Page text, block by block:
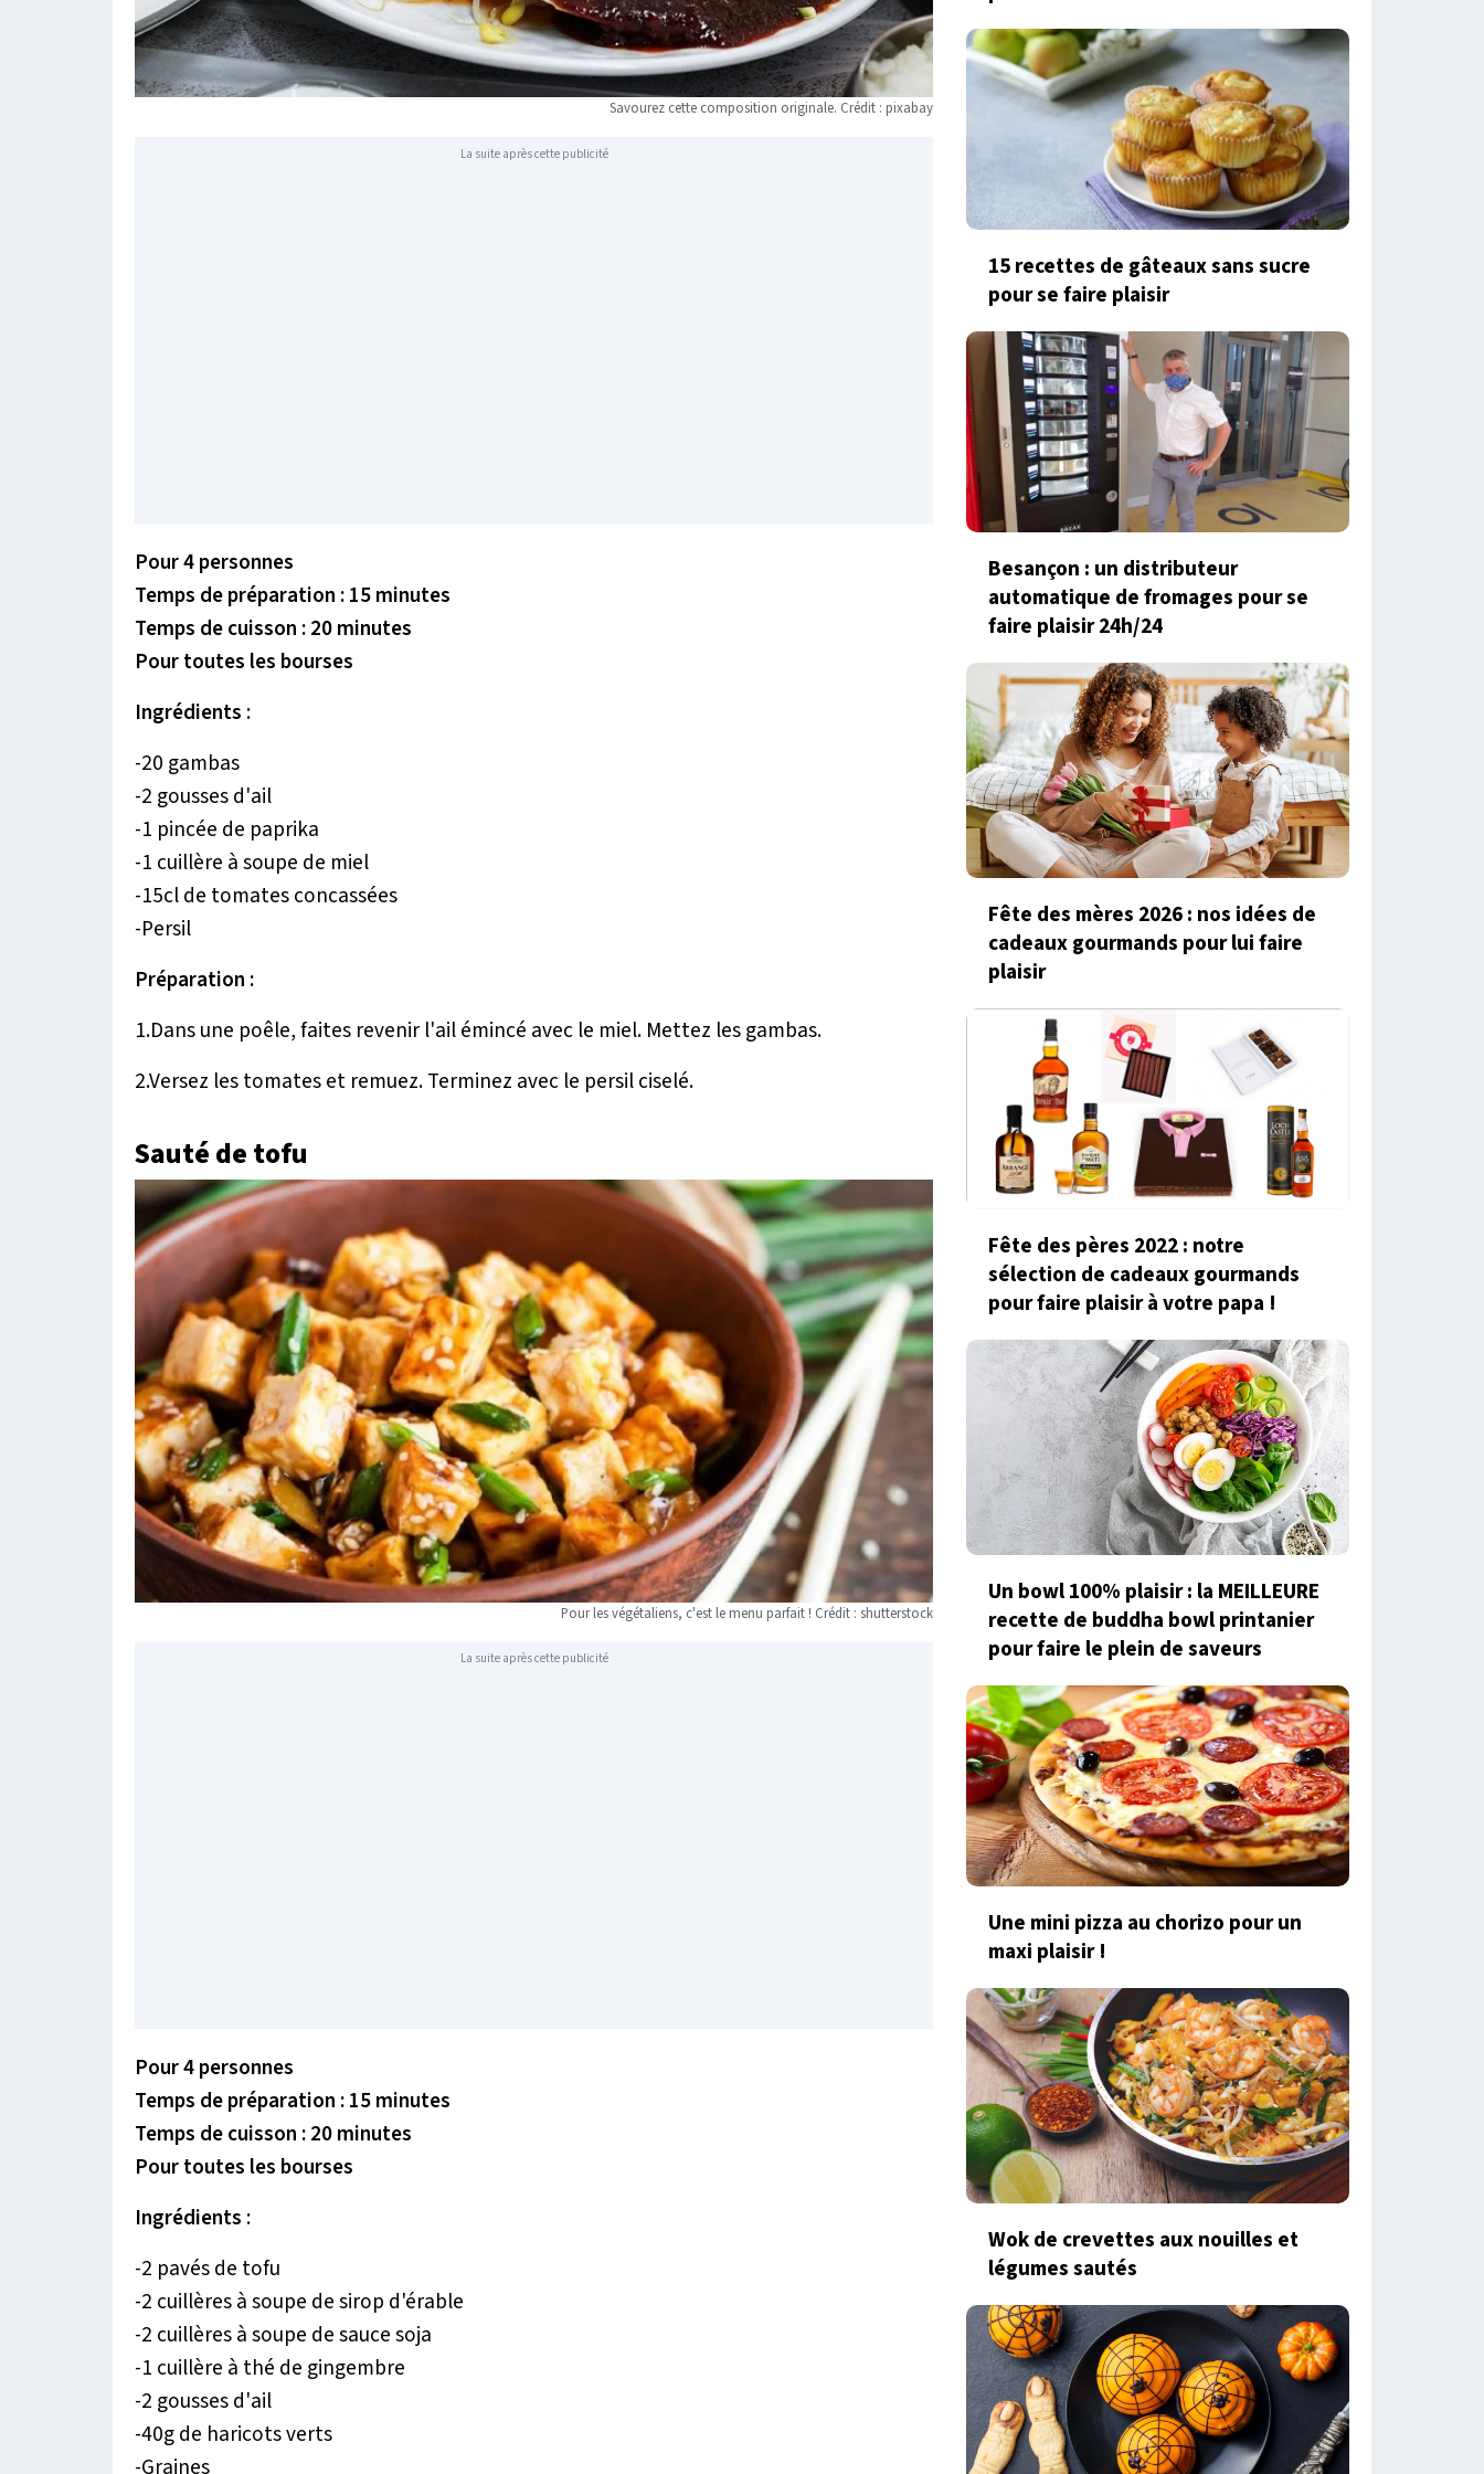
Savourez cette composition originale. Crédit : pixabay
La suite après cette publicité
Pour 4 personnes
Temps de préparation : 15 minutes
Temps de cuisson : 20 minutes
Pour toutes les bourses
Ingrédients :
-20 gambas
-2 gousses d'ail
-1 pincée de paprika
-1 cuillère à soupe de miel
-15cl de tomates concassées
-Persil
Préparation :
1.Dans une poêle, faites revenir l'ail émincé avec le miel. Mettez les gambas.
2.Versez les tomates et remuez. Terminez avec le persil ciselé.
Sauté de tofu
Pour les végétaliens, c'est le menu parfait ! Crédit : shutterstock
La suite après cette publicité
Pour 4 personnes
Temps de préparation : 15 minutes
Temps de cuisson : 20 minutes
Pour toutes les bourses
Ingrédients :
-2 pavés de tofu
-2 cuillères à soupe de sirop d'érable
-2 cuillères à soupe de sauce soja
-1 cuillère à thé de gingembre
-2 gousses d'ail
-40g de haricots verts
-Graines
15 recettes de gâteaux sans sucre
pour se faire plaisir
Besançon : un distributeur
automatique de fromages pour se
faire plaisir 24h/24
Fête des mères 2026 : nos idées de
cadeaux gourmands pour lui faire
plaisir
Fête des pères 2022 : notre
sélection de cadeaux gourmands
pour faire plaisir à votre papa !
Un bowl 100% plaisir : la MEILLEURE
recette de buddha bowl printanier
pour faire le plein de saveurs
Une mini pizza au chorizo pour un
maxi plaisir !
Wok de crevettes aux nouilles et
légumes sautés